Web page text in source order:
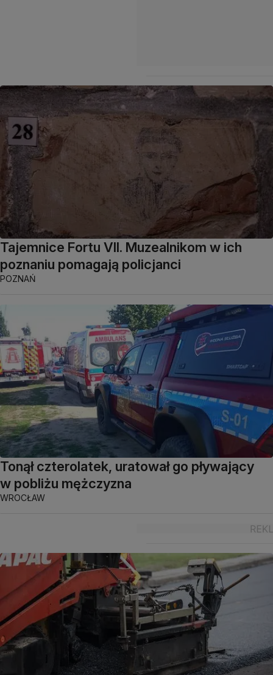
Tajemnice Fortu VII. Muzealnikom w ich
poznaniu pomagają policjanci
POZNAŃ
Tonął czterolatek, uratował go pływający
w pobliżu mężczyzna
WROCŁAW